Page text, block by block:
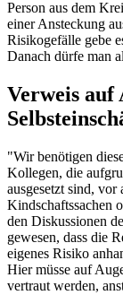
Person aus dem
einer Ansteckung
Risikogefälle gebe
Danach dürfe man
Verweis auf
"Wir benötigen
Kollegen, die
ausgesetzt sind, vor
Kindschaftssachen
den Diskussionen
gewesen, dass die
eigenes Risiko
Hier müsse auf
vertraut werden,